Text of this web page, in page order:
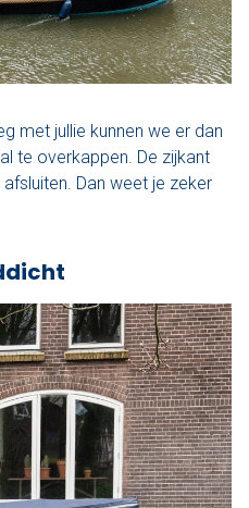
met jullie kunnen we er dan
te overkappen. De zijkant
Dan weet je zeker